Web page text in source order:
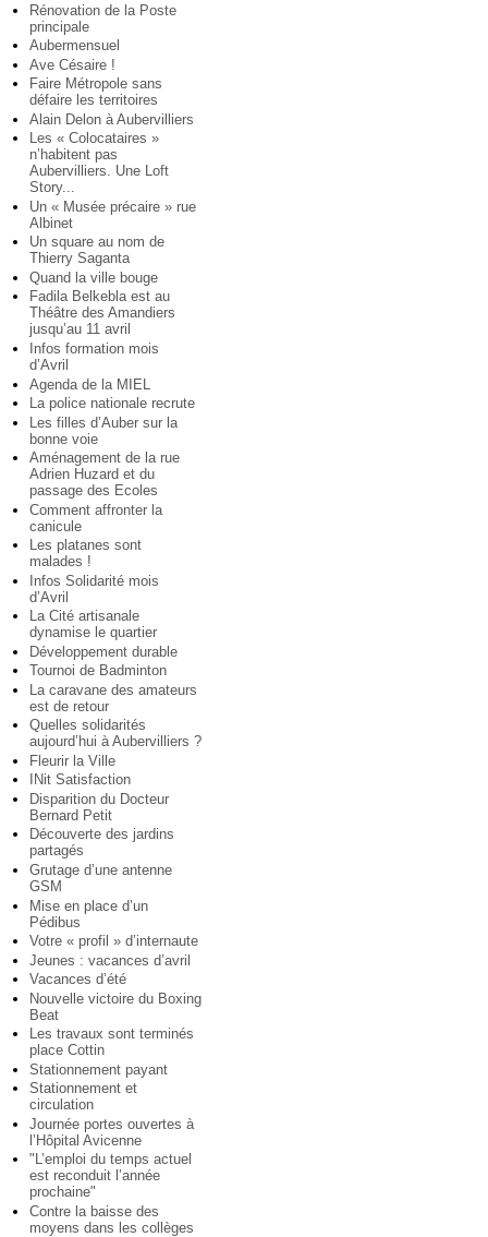
Rénovation de la Poste
principale
Aubermensuel
Ave Césaire !
Faire Métropole sans
défaire les territoires
Alain Delon à Aubervilliers
Les « Colocataires »
n’habitent pas
Aubervilliers. Une Loft
Story...
Un « Musée précaire » rue
Albinet
Un square au nom de
Thierry Saganta
Quand la ville bouge
Fadila Belkebla est au
Théâtre des Amandiers
jusqu’au 11 avril
Infos formation mois
d’Avril
Agenda de la MIEL
La police nationale recrute
Les filles d’Auber sur la
bonne voie
Aménagement de la rue
Adrien Huzard et du
passage des Ecoles
Comment affronter la
canicule
Les platanes sont
malades !
Infos Solidarité mois
d’Avril
La Cité artisanale
dynamise le quartier
Développement durable
Tournoi de Badminton
La caravane des amateurs
est de retour
Quelles solidarités
aujourd’hui à Aubervilliers ?
Fleurir la Ville
INit Satisfaction
Disparition du Docteur
Bernard Petit
Découverte des jardins
partagés
Grutage d’une antenne
GSM
Mise en place d’un
Pédibus
Votre « profil » d’internaute
Jeunes : vacances d’avril
Vacances d’été
Nouvelle victoire du Boxing
Beat
Les travaux sont terminés
place Cottin
Stationnement payant
Stationnement et
circulation
Journée portes ouvertes à
l’Hôpital Avicenne
"L’emploi du temps actuel
est reconduit l’année
prochaine"
Contre la baisse des
moyens dans les collèges